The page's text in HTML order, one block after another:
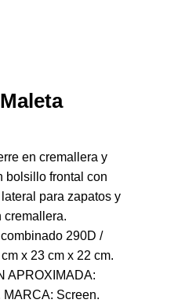
en cremallera y
bolsillo frontal con
para zapatos y
cremallera.
290D /
x 23 cm x 22 cm.
APROXIMADA:
MARCA: Screen.